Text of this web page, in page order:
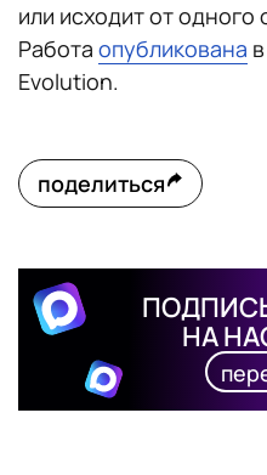
или исходит от одного
Работа опубликована
Evolution.
поделиться
НА